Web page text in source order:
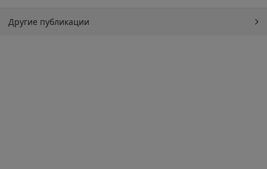
Другие публикации